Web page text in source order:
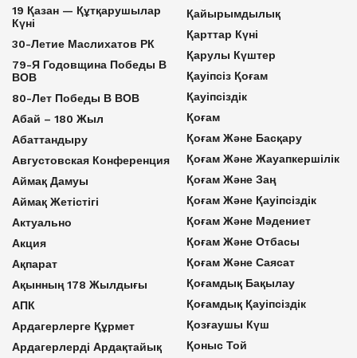
19 Қазан — Құтқарушылар
Күні
30-Летие Маслихатов РК
79-Я Годовщина Победы В
ВОВ
80-Лет Победы В ВОВ
Абай – 180 Жыл
Абаттандыру
Августовская Конференция
Аймақ Дамуы
Аймақ Жетістігі
Актуально
Акция
Ақпарат
Ақынның 178 Жылдығы
АПК
Ардагерлерге Құрмет
Ардагерлерді Ардақтайық
Қайырымдылық
Қарттар Күні
Қарулы Күштер
Қауіпсіз Қоғам
Қауіпсіздік
Қоғам
Қоғам Және Басқару
Қоғам Және Жауапкершілік
Қоғам Және Заң
Қоғам Және Қауіпсіздік
Қоғам Және Мәдениет
Қоғам Және Отбасы
Қоғам Және Саясат
Қоғамдық Бақылау
Қоғамдық Қауіпсіздік
Қозғаушы Күш
Қоныс Той